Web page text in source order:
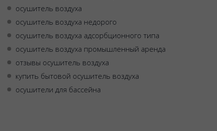
осушитель воздуха
осушитель воздуха недорого
осушитель воздуха адсорбционного типа
осушитель воздуха промышленный аренда
отзывы осушитель воздуха
купить бытовой осушитель воздуха
осушители для бассейна